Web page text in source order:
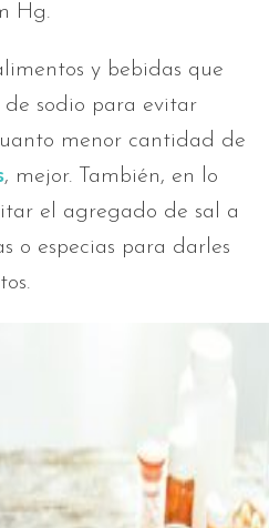
Hg.
y bebidas que
sodio para evitar
menor cantidad de
, mejor. También, en lo
el agregado de sal a
o especias para darles